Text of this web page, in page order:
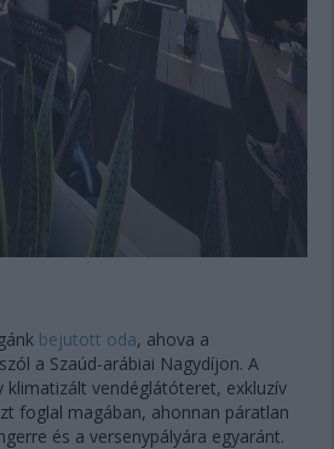
bejutott oda, ahova a
a Szaúd-arábiai Nagydíjon. A
vendéglátóteret, exkluzív
foglal magában, ahonnan páratlan
és a versenypályára egyaránt.